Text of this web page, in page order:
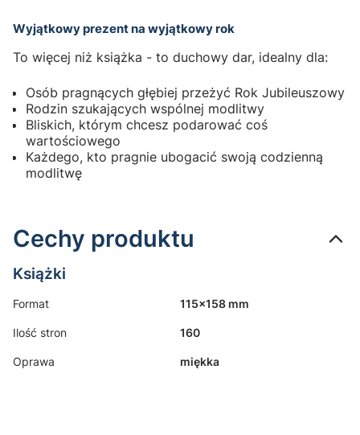
Wyjątkowy prezent na wyjątkowy rok
To więcej niż książka - to duchowy dar, idealny dla:
Osób pragnących głębiej przeżyć Rok Jubileuszowy
Rodzin szukających wspólnej modlitwy
Bliskich, którym chcesz podarować coś
wartościowego
Każdego, kto pragnie ubogacić swoją codzienną
modlitwę
Cechy produktu
Książki
Format 115x158 mm
Ilość stron 160
Oprawa miękka